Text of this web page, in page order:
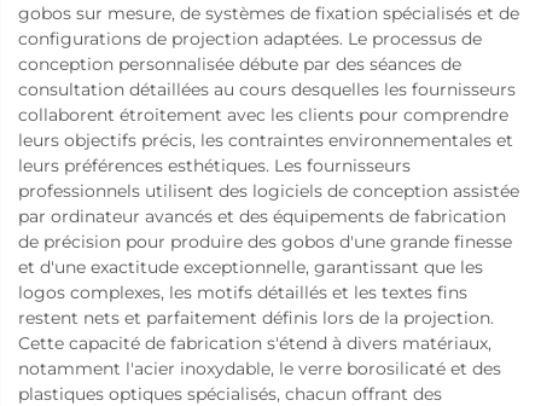
gobos sur mesure, de systèmes de fixation spécialisés et de
configurations de projection adaptées. Le processus de
conception personnalisée débute par des séances de
consultation détaillées au cours desquelles les fournisseurs
collaborent étroitement avec les clients pour comprendre
leurs objectifs précis, les contraintes environnementales et
leurs préférences esthétiques. Les fournisseurs
professionnels utilisent des logiciels de conception assistée
par ordinateur avancés et des équipements de fabrication
de précision pour produire des gobos d'une grande finesse
et d'une exactitude exceptionnelle, garantissant que les
logos complexes, les motifs détaillés et les textes fins
restent nets et parfaitement définis lors de la projection.
Cette capacité de fabrication s'étend à divers matériaux,
notamment l'acier inoxydable, le verre borosilicaté et des
plastiques optiques spécialisés, chacun offrant des